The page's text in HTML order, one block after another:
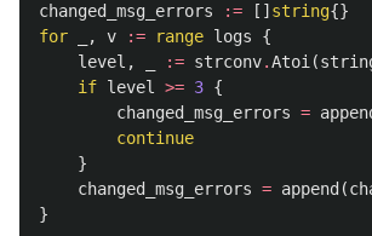
changed_msg_errors
:= [] string{}
for
, v := range logs
{
level , := strconv.Atoi (
if level >= 3 {
changed_msg_errors =
continue
}
changed_msg_errors = append (
}